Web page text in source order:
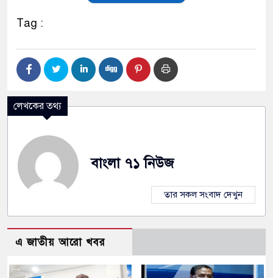
Tag :
লেখকের তথ্য
বাংলা ৭১ নিউজ
তার সকল সংবাদ দেখুন
এ জাতীয় আরো খবর